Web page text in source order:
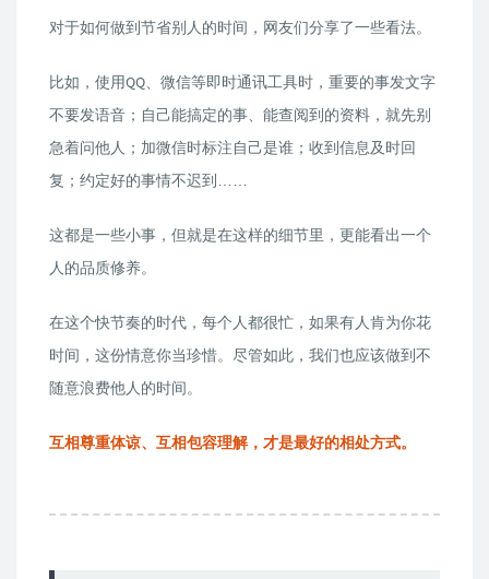
对于如何做到节省别人的时间，网友们分享了一些看法。
比如，使用QQ、微信等即时通讯工具时，重要的事发文字
不要发语音；自己能搞定的事、能查阅到的资料，就先别
急着问他人；加微信时标注自己是谁；收到信息及时回
复；约定好的事情不迟到……
这都是一些小事，但就是在这样的细节里，更能看出一个
人的品质修养。
在这个快节奏的时代，每个人都很忙，如果有人肯为你花
时间，这份情意你当珍惜。尽管如此，我们也应该做到不
随意浪费他人的时间。
互相尊重体谅、互相包容理解，才是最好的相处方式。